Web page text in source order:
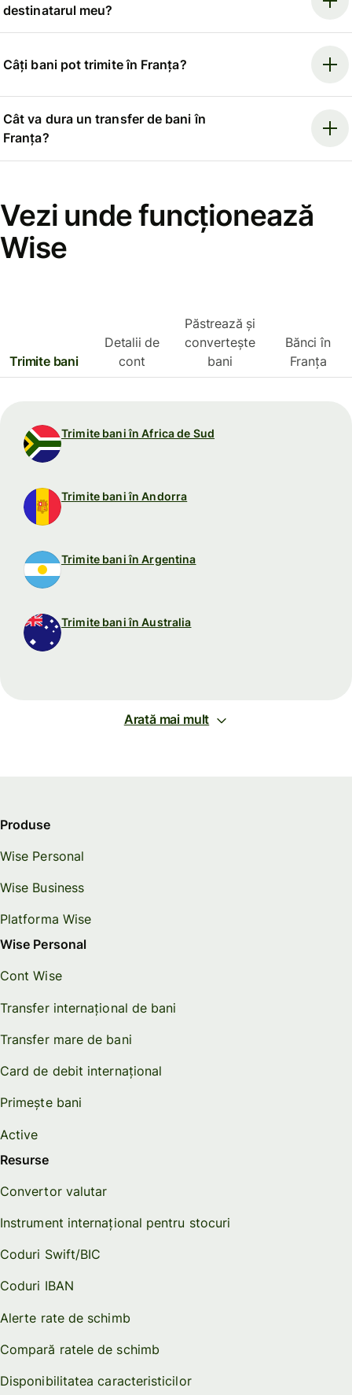
destinatarul meu?
Câți bani pot trimite în Franța?
Cât va dura un transfer de bani în
Franța?
Vezi unde funcționează
Wise
Trimite bani
Detalii de
cont
Păstrează și
convertește
bani
Bănci în
Franța
Trimite bani în Africa de Sud
Trimite bani în Andorra
Trimite bani în Argentina
Trimite bani în Australia
Arată mai mult
Produse
Wise Personal
Wise Business
Platforma Wise
Wise Personal
Cont Wise
Transfer internațional de bani
Transfer mare de bani
Card de debit internațional
Primește bani
Active
Resurse
Convertor valutar
Instrument internațional pentru stocuri
Coduri Swift/BIC
Coduri IBAN
Alerte rate de schimb
Compară ratele de schimb
Disponibilitatea caracteristicilor